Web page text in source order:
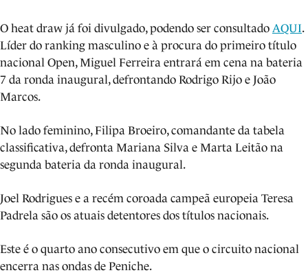
O heat draw já foi divulgado, podendo ser consultado AQUI.
Líder do ranking masculino e à procura do primeiro título
nacional Open, Miguel Ferreira entrará em cena na bateria
7 da ronda inaugural, defrontando Rodrigo Rijo e João
Marcos.
No lado feminino, Filipa Broeiro, comandante da tabela
classificativa, defronta Mariana Silva e Marta Leitão na
segunda bateria da ronda inaugural.
Joel Rodrigues e a recém coroada campeã europeia Teresa
Padrela são os atuais detentores dos títulos nacionais.
Este é o quarto ano consecutivo em que o circuito nacional
encerra nas ondas de Peniche.